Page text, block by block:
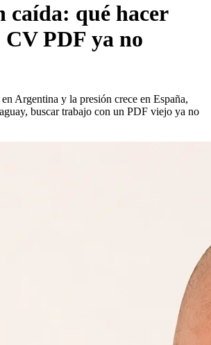
caída: qué hacer
PDF ya no
Argentina y la presión crece en España,
buscar trabajo con un PDF viejo ya no